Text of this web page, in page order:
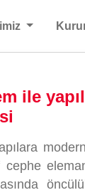
ile